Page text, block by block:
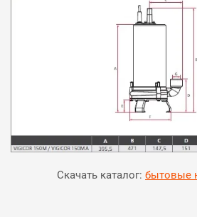
Скачать каталог: бытовые